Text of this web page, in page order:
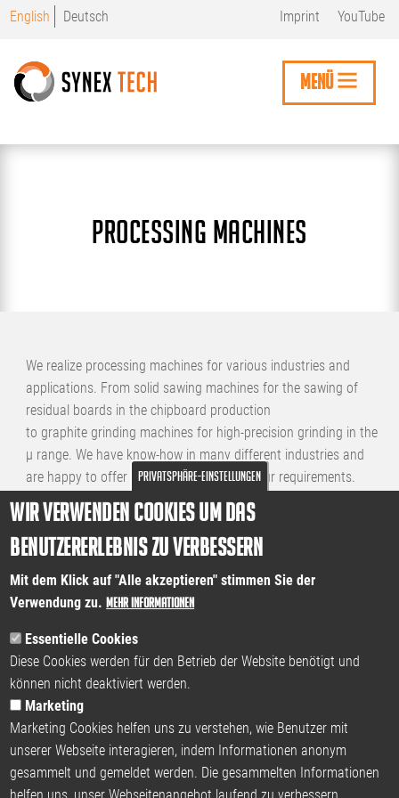
Skip
content
Imprint YouTube
English Deutsch
MENÜ
Processing machines
We realize processing machines for various industries and
applications. From solid sawing machines for the sawing of
residual boards in the chipboard production
to graphite grinding machines for high-precision grinding in the
µ range. We have know-how in many different industries and
are happy to offer specific solutions for your requirements.
Examples:
Special wood saws
from residual boards
Grinding machines for the graphite industry
Rotary transfer machines with different processing stations
Laminate cutting machines with automatic cutting head
adjustment
Fully automatic tube cutting
and much more
Privatsphäre-Einstellungen
Wir verwenden Cookies um das
Benutzererlebnis zu verbessern
Mit dem Klick auf "Alle akzeptieren" stimmen Sie der
Verwendung zu. Mehr Informationen
Essentielle Cookies
Diese Cookies werden für den Betrieb der Website benötigt und
können nicht deaktiviert werden.
Marketing
Marketing Cookies helfen uns zu verstehen, wie Benutzer mit
unserer Webseite interagieren, indem Informationen anonym
gesammelt und gemeldet werden. Die gesammelten Informationen